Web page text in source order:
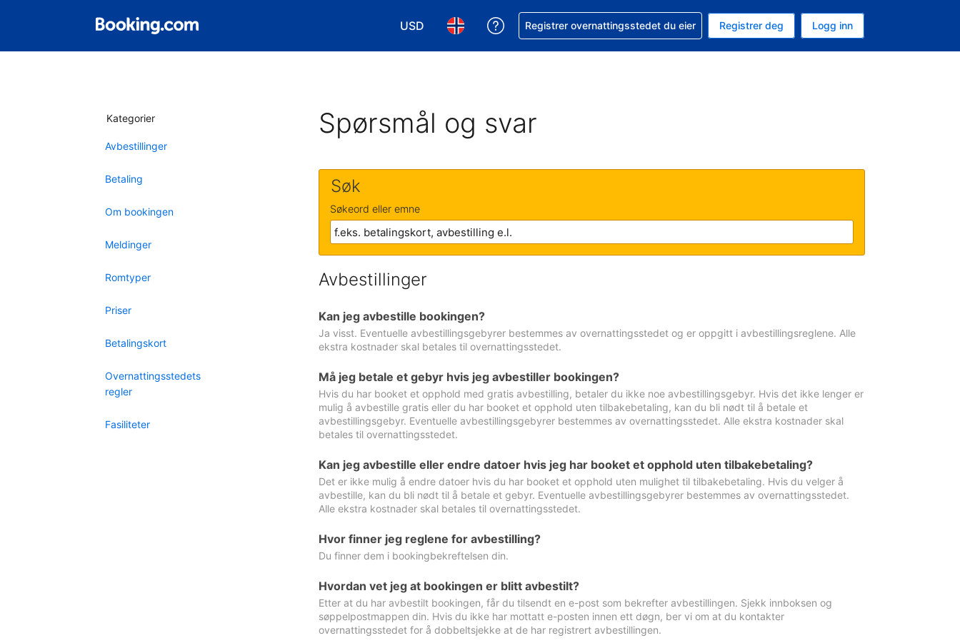
USD
Velg valuta. Du har valgt Amerikansk dollar som valuta
Velg språk. Du har valgt Norsk som språk
Få hjelp med bookingen din
Registrer overnattingsstedet du eier Registrer deg Logg inn
Kategorier
Avbestillinger
Betaling
Om bookingen
Meldinger
Romtyper
Priser
Betalingskort
Overnattingsstedets
regler
Fasiliteter
Spørsmål og svar
Søk
Søkeord eller emne
Avbestillinger
Kan jeg avbestille bookingen?
Ja visst. Eventuelle avbestillingsgebyrer bestemmes av overnattingsstedet og er oppgitt i avbestillingsreglene. Alle
ekstra kostnader skal betales til overnattingsstedet.
Må jeg betale et gebyr hvis jeg avbestiller bookingen?
Hvis du har booket et opphold med gratis avbestilling, betaler du ikke noe avbestillingsgebyr. Hvis det ikke lenger er
mulig å avbestille gratis eller du har booket et opphold uten tilbakebetaling, kan du bli nødt til å betale et
avbestillingsgebyr. Eventuelle avbestillingsgebyrer bestemmes av overnattingsstedet. Alle ekstra kostnader skal
betales til overnattingsstedet.
Kan jeg avbestille eller endre datoer hvis jeg har booket et opphold uten tilbakebetaling?
Det er ikke mulig å endre datoer hvis du har booket et opphold uten mulighet til tilbakebetaling. Hvis du velger å
avbestille, kan du bli nødt til å betale et gebyr. Eventuelle avbestillingsgebyrer bestemmes av overnattingsstedet.
Alle ekstra kostnader skal betales til overnattingsstedet.
Hvor finner jeg reglene for avbestilling?
Du finner dem i bookingbekreftelsen din.
Hvordan vet jeg at bookingen er blitt avbestilt?
Etter at du har avbestilt bookingen, får du tilsendt en e-post som bekrefter avbestillingen. Sjekk innboksen og
søppelpostmappen din. Hvis du ikke har mottatt e-posten innen ett døgn, ber vi om at du kontakter
overnattingsstedet for å dobbeltsjekke at de har registrert avbestillingen.